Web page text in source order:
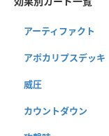
アーティファクト
アポカリプスデッキ
威圧
カウントダウン